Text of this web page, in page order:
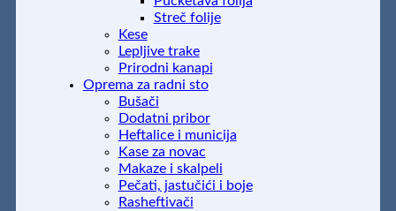
Streč folije
Kese
Lepljive trake
Prirodni kanapi
Oprema za radni sto
Bušači
Dodatni pribor
Heftalice i municija
Kase za novac
Makaze i skalpeli
Pečati, jastučići i boje
Rasheftivači